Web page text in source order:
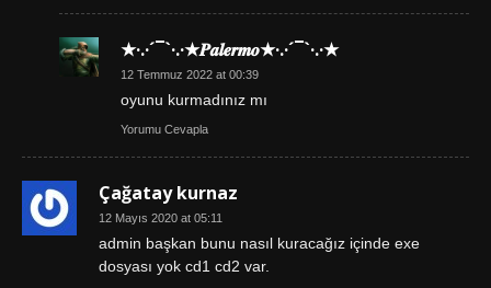
★·.·´¯`·.·★𝑷𝒂𝒍𝒆𝒓𝒎𝒐★·.·´¯`·.·★
12 Temmuz 2022 at 00:39
oyunu kurmadınız mı
Yorumu Cevapla
Çağatay kurnaz
12 Mayıs 2020 at 05:11
admin başkan bunu nasıl kuracağız içinde exe
dosyası yok cd1 cd2 var.